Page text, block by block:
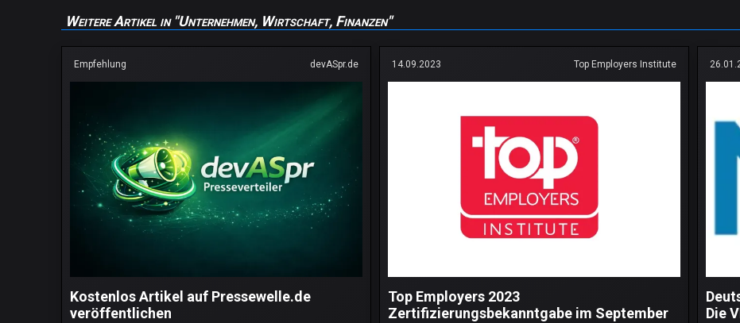
Weitere Artikel in "Unternehmen, Wirtschaft, Finanzen"
Empfehlung devASpr.de
Kostenlos Artikel auf Pressewelle.de
veröffentlichen
14.09.2023 Top Employers Institute
Top Employers 2023
Zertifizierungsbekanntgabe im September
Die